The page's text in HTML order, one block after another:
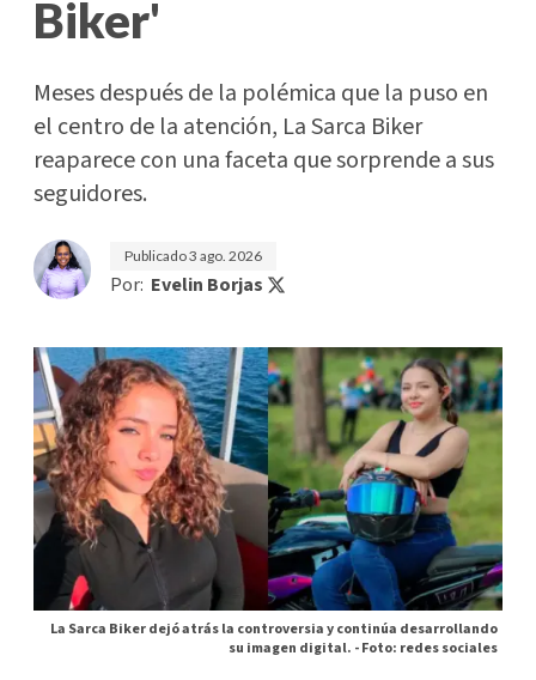
Biker'
Meses después de la polémica que la puso en
el centro de la atención, La Sarca Biker
reaparece con una faceta que sorprende a sus
seguidores.
Publicado3 ago. 2026
Por: Evelin Borjas
La Sarca Biker dejó atrás la controversia y continúa desarrollando
su imagen digital. -Foto: redes sociales